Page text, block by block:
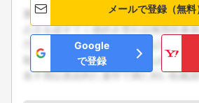
メールで登録（無料
Google
で登録